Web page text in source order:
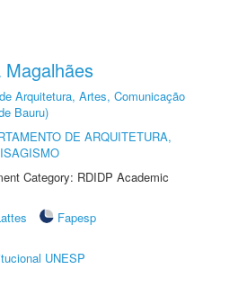
Magalhães
Arquitetura, Artes, Comunicação
Bauru)
DE ARQUITETURA,
Category: RDIDP Academic
Fapesp
UNESP